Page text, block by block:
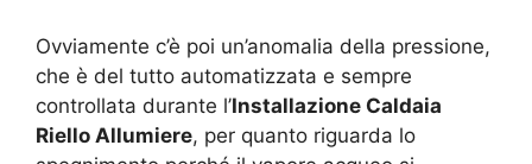
Ovviamente c’è poi un’anomalia della pressione,
che è del tutto automatizzata e sempre
controllata durante l’Installazione Caldaia
Riello Allumiere, per quanto riguarda lo